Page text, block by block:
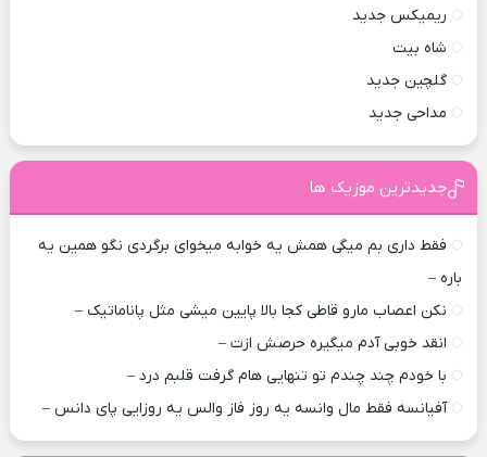
ریمیکس جدید
شاه بیت
گلچین جدید
مداحی جدید
جدیدترین موزیک ها
فقط داری بم میگی همش یه خوابه میخوای برگردی نگو همین یه
باره –
نکن اعصاب مارو قاطی کجا بالا پایین میشی مثل پاناماتیک –
انقد خوبی آدم میگیره حرصش ازت –
با خودم چند چندم تو تنهایی هام گرفت قلبم درد –
آفیانسه فقط مال وانسه یه روز فاز والس یه روزایی پای دانس –